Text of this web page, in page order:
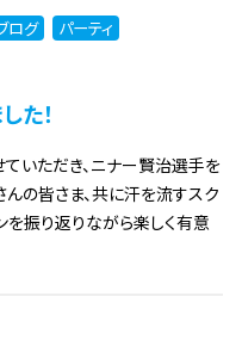
ログ パーティ
た！
いただき、ニナー賢治選手を
んの皆さま、共に汗を流すスク
振り返りながら楽しく有意